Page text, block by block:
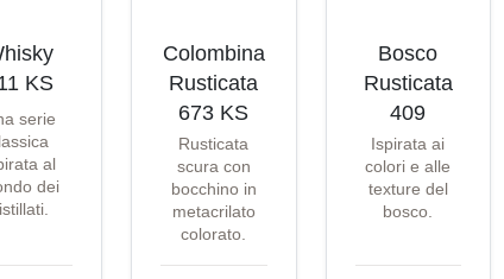
KS
serie
al
dei
Colombina
Rusticata
673 KS
Rusticata
scura con
bocchino in
metacrilato
colorato.
Bosco
Rusticata
409
Ispirata ai
colori e alle
texture del
bosco.